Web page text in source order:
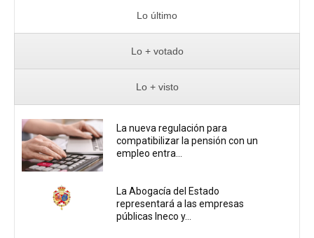
Lo último
Lo + votado
Lo + visto
La nueva regulación para
compatibilizar la pensión con un
empleo entra...
La Abogacía del Estado
representará a las empresas
públicas Ineco y...